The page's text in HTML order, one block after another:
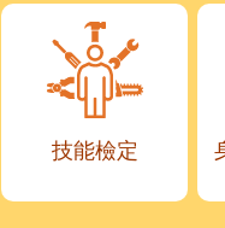
技能檢定